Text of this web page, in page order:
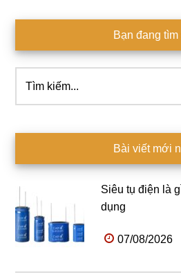
Bạn đang tìm
kiếm...
Bài viết mới
Siêu tụ điện là
dụng
07/08/2026